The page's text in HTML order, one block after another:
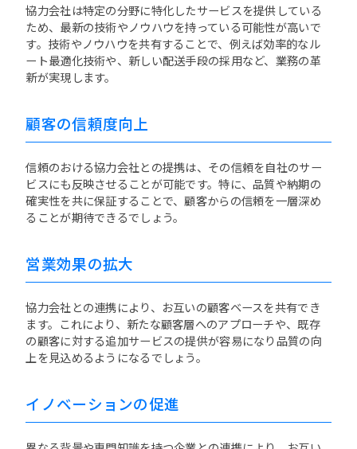
協力会社は特定の分野に特化したサービスを提供している
ため、最新の技術やノウハウを持っている可能性が高いで
す。技術やノウハウを共有することで、例えば効率的なル
ート最適化技術や、新しい配送手段の採用など、業務の革
新が実現します。
顧客の信頼度向上
信頼のおける協力会社との提携は、その信頼を自社のサー
ビスにも反映させることが可能です。特に、品質や納期の
確実性を共に保証することで、顧客からの信頼を一層深め
ることが期待できるでしょう。
営業効果の拡大
協力会社との連携により、お互いの顧客ベースを共有でき
ます。これにより、新たな顧客層へのアプローチや、既存
の顧客に対する追加サービスの提供が容易になり品質の向
上を見込めるようになるでしょう。
イノベーションの促進